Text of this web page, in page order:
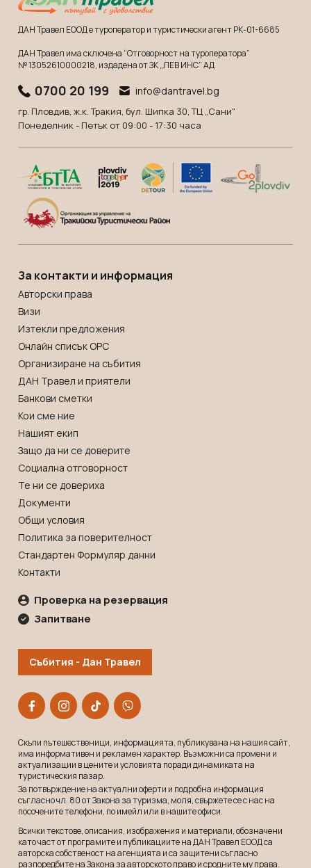
ДАН Травел ЕООД е туроператор и туристически агент РК-01-6685
ДАН Травел има сключена “Отговорност на туроператора”
№ 13052610000218, издадена от ЗК „ЛЕВ ИНС” АД
0700 20 199 info@dantravel.bg
гр. Пловдив, ж.к. Тракия, бул. Шипка 30, ТЦ „Сани"
Понеделник - Петък от 09:00 - 17:30 часа
За контакти и информация
Авторски права
Визи
Изтекли предложения
Онлайн списък OРС
Организиране на събития
ДАН Травел и приятели
Банкови сметки
Кои сме ние
Нашият екип
Защо да ни се доверите
Социална отговорност
Те ни се довериха
Документи
Общи условия
Политика за поверителност
Стандартен Формуляр данни
Контакти
Проверка на резервация
Запитване
Събития - Дан Травел
Скъпи пътешественици, информацията, публикувана на нашия сайт,
има информативен и рекламeн характер. Възможни са промени и
актуализации в цените и условията поради динамиката на
туристическия пазар.
За потвърждение на актуални оферти и подробна информация
съгласно чл. 80 от Закона за туризма, моля, свържете се с нас на
посочените телефони, по имейл или в нашите офиси.
Всички текстове, описания, изображения и материали, обозначени
като част от програмите и публикациите на ДАН Травел ЕООД са
авторска собственост на агенцията и са защитени съгласно
разпоредбите на Закона за авторското право и сродните му права.